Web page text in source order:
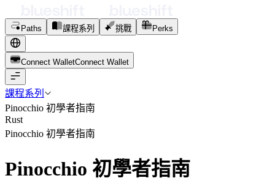
Paths 課程系列 挑戰 Perks
Connect WalletConnect Wal et
課程系列
Pinocchio 初學者指南
Rust
Pinocchio 初學者指南
Pinocchio 初學者指南